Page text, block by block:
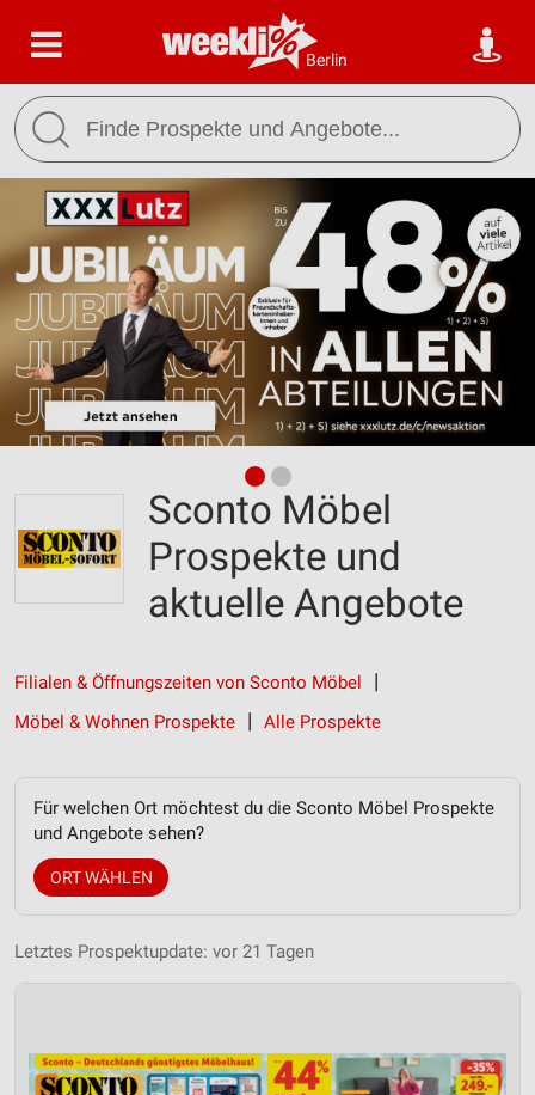
Berlin
Sconto Möbel
Prospekte und
aktuelle Angebote
Filialen & Öffnungszeiten von Sconto Möbel
Möbel & Wohnen Prospekte
Alle Prospekte
Für welchen Ort möchtest du die Sconto Möbel Prospekte
und Angebote sehen?
ORT WÄHLEN
Letztes Prospektupdate: vor 21 Tagen